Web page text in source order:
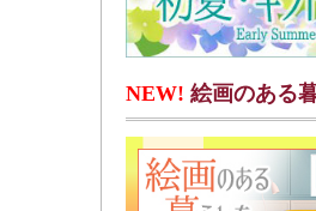
NEW! 絵画のある